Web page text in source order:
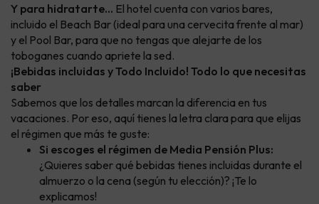
Y para hidratarte... El hotel cuenta con varios bares,
incluido el Beach Bar (ideal para una cervecita frente al mar)
y el Pool Bar, para que no tengas que alejarte de los
toboganes cuando apriete la sed.
¡Bebidas incluidas y Todo Incluido! Todo lo que necesitas
saber
Sabemos que los detalles marcan la diferencia en tus
vacaciones. Por eso, aquí tienes la letra clara para que elijas
el régimen que más te guste:
Si escoges el régimen de Media Pensión Plus:
¿Quieres saber qué bebidas tienes incluidas durante el
almuerzo o la cena (según tu elección)? ¡Te lo
explicamos!